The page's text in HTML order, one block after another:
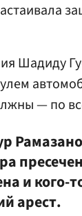
Шадиду
— по
и кого-
арест.